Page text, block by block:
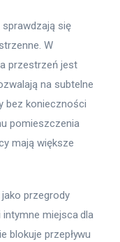
sprawdzają się
W
przestrzeń jest
na subtelne
bez konieczności
pomieszczenia
mają większe
przegrody
miejsca dla
blokuje przepływu